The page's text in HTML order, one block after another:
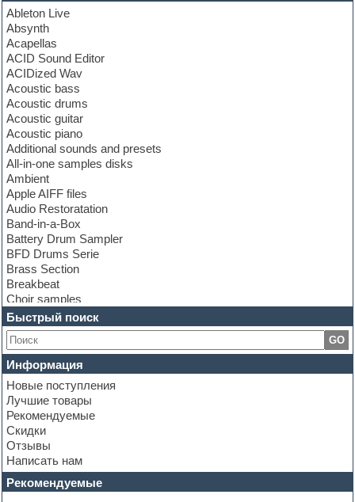
Ableton Live
Absynth
Acapellas
ACID Sound Editor
ACIDized Wav
Acoustic bass
Acoustic drums
Acoustic guitar
Acoustic piano
Additional sounds and presets
All-in-one samples disks
Ambient
Apple AIFF files
Audio Restoratation
Band-in-a-Box
Battery Drum Sampler
BFD Drums Serie
Brass Section
Breakbeat
Choir samples
Chris Hein Samples
Cinematic samples
Club bass
Club leads
Club sounds
Construction kits
Convolution
Cubase
Dance drums
Dance music production tutorials
DAW
Disco samples
DJ Software
Быстрый поиск
GO
Информация
Новые поступления
Лучшие товары
Рекомендуемые
Скидки
Отзывы
Написать нам
Рекомендуемые